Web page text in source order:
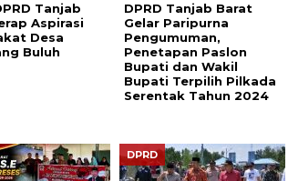
Tanjab
Aspirasi
Desa
Buluh
DPRD Tanjab Barat
Gelar Paripurna
Pengumuman,
Penetapan Paslon
Bupati dan Wakil
Bupati Terpilih Pilkada
Serentak Tahun 2024
DPRD